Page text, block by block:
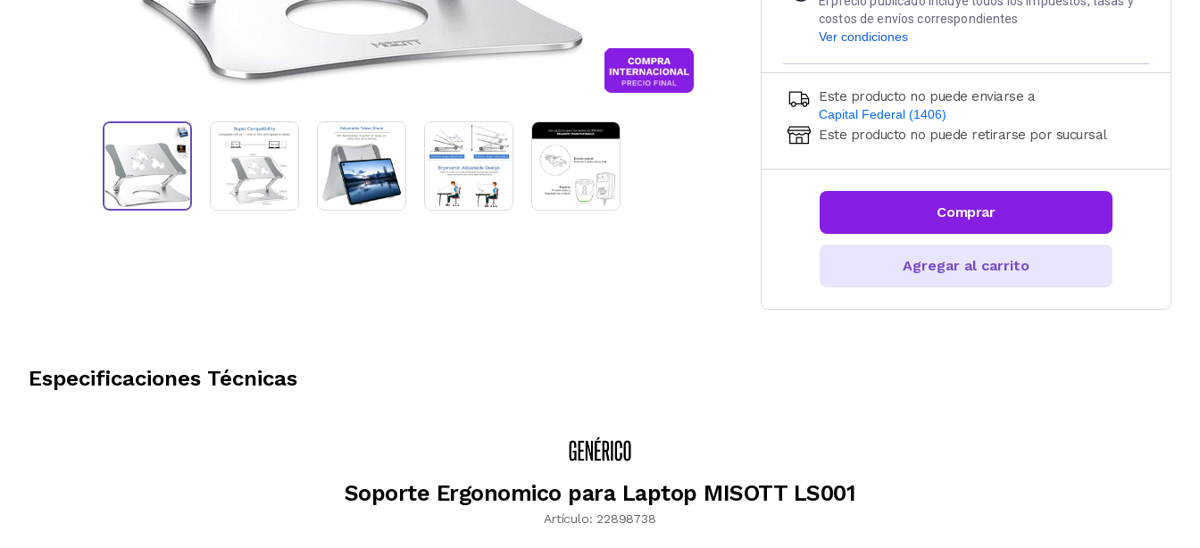
costos de envíos correspondientes
Ver condiciones
Este producto no puede enviarse a
Capital Federal (1406)
Ingresá código postal (sólo números)
CALCULAR
Este producto no puede retirarse por sucursal
Comprar
Agregar al carrito
Especificaciones Técnicas
Soporte Ergonomico para Laptop MISOTT LS001
Artículo: 22898738